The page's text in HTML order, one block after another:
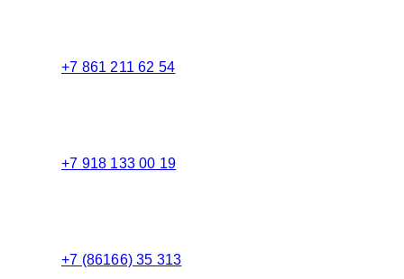
+7 861 211 62 54
+7 918 133 00 19
+7 (86166) 35 313